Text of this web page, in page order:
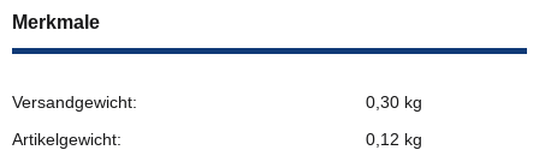
Merkmale
Versandgewicht:
0,30 kg
Artikelgewicht:
0,12 kg